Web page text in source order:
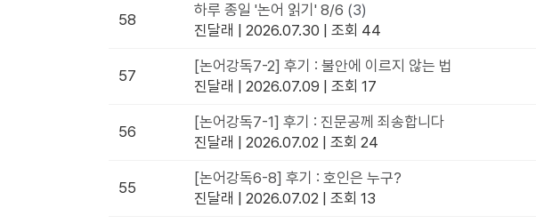
58
하루 종일 '논어 읽기' 8/6 (3)
진달래
2026.07.30 조회 44
57
[논어강독7-2] 후기 : 불안에 이르지 않는 법
진달래
2026.07.09 조회 17
56
[논어강독7-1] 후기 : 진문공께 죄송합니다
진달래
2026.07.02 조회 24
55
[논어강독6-8] 후기 : 호인은 누구?
진달래
2026.07.02 조회 13